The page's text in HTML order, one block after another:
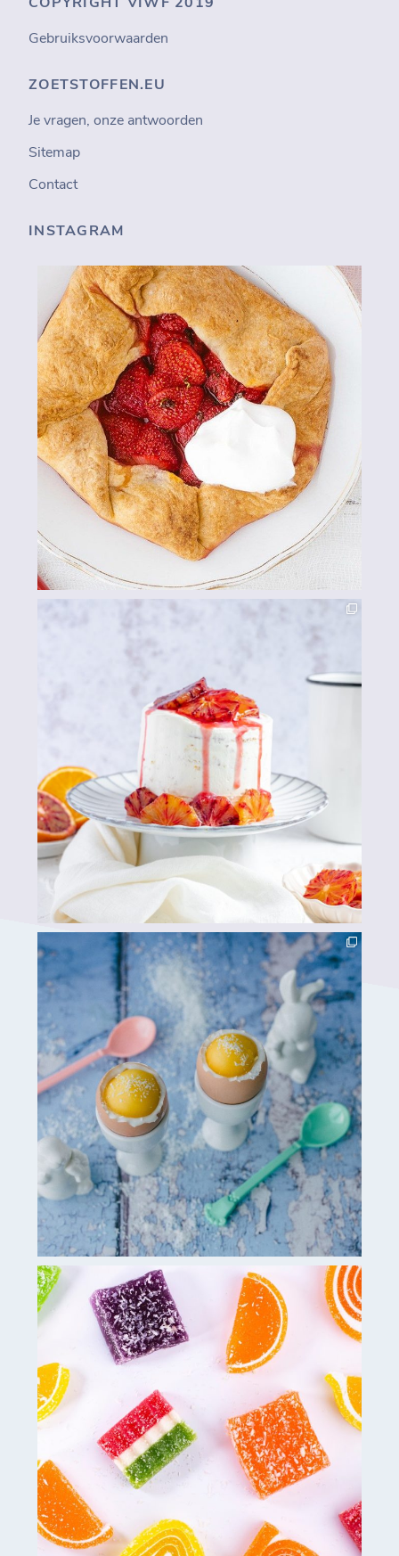
COPYRIGHT VIWF 2019
Gebruiksvoorwaarden
ZOETSTOFFEN.EU
Je vragen, onze antwoorden
Sitemap
Contact
INSTAGRAM